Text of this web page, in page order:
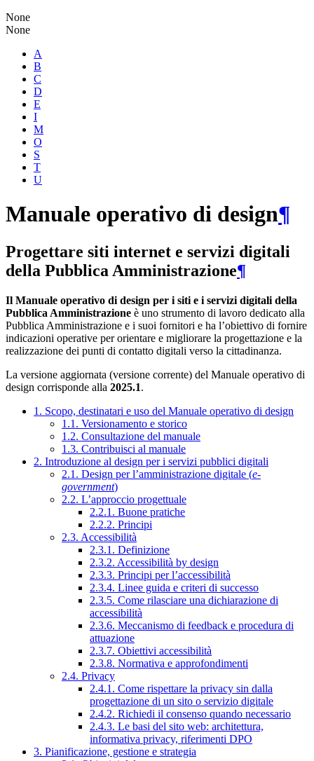
None
None
A
B
C
D
E
I
M
O
S
T
U
Manuale operativo di design¶
Progettare siti internet e servizi digitali
della Pubblica Amministrazione¶
Il Manuale operativo di design per i siti e i servizi digitali della
Pubblica Amministrazione è uno strumento di lavoro dedicato alla
Pubblica Amministrazione e i suoi fornitori e ha l’obiettivo di fornire
indicazioni operative per orientare e migliorare la progettazione e la
realizzazione dei punti di contatto digitali verso la cittadinanza.
La versione aggiornata (versione corrente) del Manuale operativo di
design corrisponde alla 2025.1.
1. Scopo, destinatari e uso del Manuale operativo di design
1.1. Versionamento e storico
1.2. Consultazione del manuale
1.3. Contribuisci al manuale
2. Introduzione al design per i servizi pubblici digitali
2.1. Design per l’amministrazione digitale (e-
government)
2.2. L’approccio progettuale
2.2.1. Buone pratiche
2.2.2. Principi
2.3. Accessibilità
2.3.1. Definizione
2.3.2. Accessibilità by design
2.3.3. Principi per l’accessibilità
2.3.4. Linee guida e criteri di successo
2.3.5. Come rilasciare una dichiarazione di
accessibilità
2.3.6. Meccanismo di feedback e procedura di
attuazione
2.3.7. Obiettivi accessibilità
2.3.8. Normativa e approfondimenti
2.4. Privacy
2.4.1. Come rispettare la privacy sin dalla
progettazione di un sito o servizio digitale
2.4.2. Richiedi il consenso quando necessario
2.4.3. Le basi del sito web: architettura,
informativa privacy, riferimenti DPO
3. Pianificazione, gestione e strategia